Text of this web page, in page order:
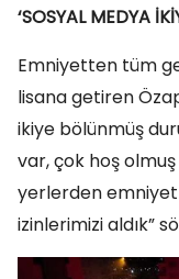
‘SOSYAL MEDYA
Emniyetten tüm
lisana getiren
ikiye bölünmüş
var, çok hoş
yerlerden
izinlerimizi aldık”